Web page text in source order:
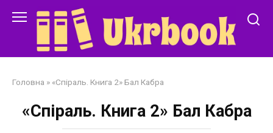
Головна » «Спіраль. Книга 2» Бал Кабра
«Спіраль. Книга 2» Бал Кабра